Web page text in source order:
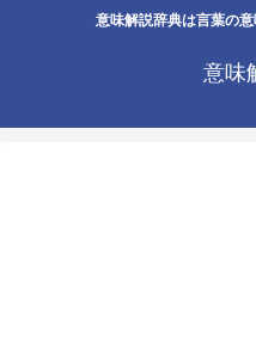
意味解説辞典は言葉の意
意味